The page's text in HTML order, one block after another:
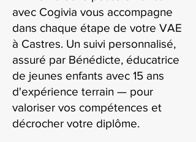
avec Cogivia vous accompagne
dans chaque étape de votre VAE
à Castres. Un suivi personnalisé,
assuré par Bénédicte, éducatrice
de jeunes enfants avec 15 ans
d'expérience terrain — pour
valoriser vos compétences et
décrocher votre diplôme.